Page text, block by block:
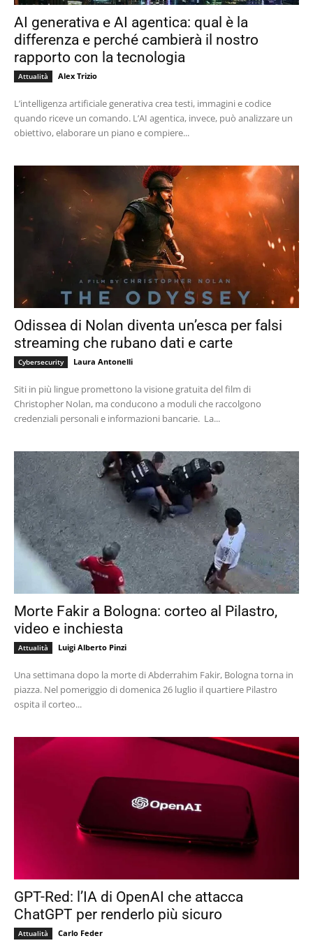
AI generativa e AI agentica: qual è la
differenza e perché cambierà il nostro
rapporto con la tecnologia
Attualità Alex Trizio
L’intelligenza artificiale generativa crea testi, immagini e codice
quando riceve un comando. L’AI agentica, invece, può analizzare un
obiettivo, elaborare un piano e compiere...
Odissea di Nolan diventa un’esca per falsi
streaming che rubano dati e carte
Cybersecurity Laura Antonelli
Siti in più lingue promettono la visione gratuita del film di
Christopher Nolan, ma conducono a moduli che raccolgono
credenziali personali e informazioni bancarie. La...
Morte Fakir a Bologna: corteo al Pilastro,
video e inchiesta
Attualità Luigi Alberto Pinzi
Una settimana dopo la morte di Abderrahim Fakir, Bologna torna in
piazza. Nel pomeriggio di domenica 26 luglio il quartiere Pilastro
ospita il corteo...
GPT-Red: l’IA di OpenAI che attacca
ChatGPT per renderlo più sicuro
Attualità Carlo Feder